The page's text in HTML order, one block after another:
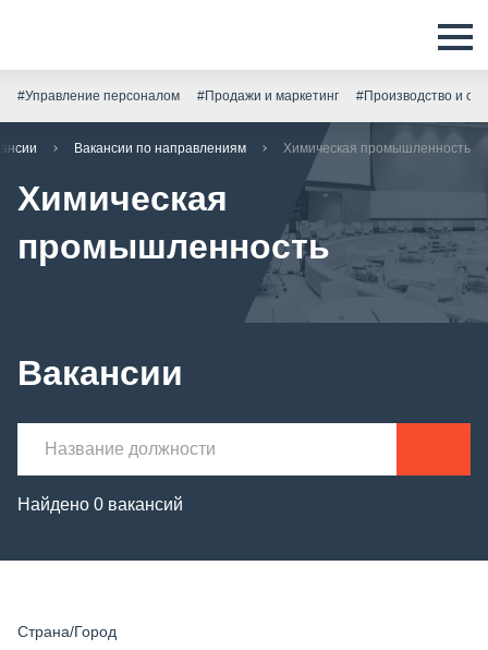
#Управление персоналом #Продажи и маркетинг #Производство и
Вакансии по направлениям Химическая промышленность
Химическая
промышленность
Вакансии
Найдено 0 вакансий
Страна/Город